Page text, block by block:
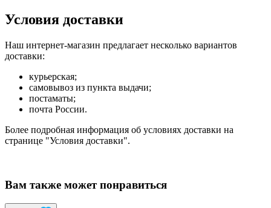
Условия доставки
Наш интернет-магазин предлагает несколько вариантов
доставки:
курьерская;
самовывоз из пункта выдачи;
постаматы;
почта России.
Более подробная информация об условиях доставки на
странице "Условия доставки".
Вам также может понравиться